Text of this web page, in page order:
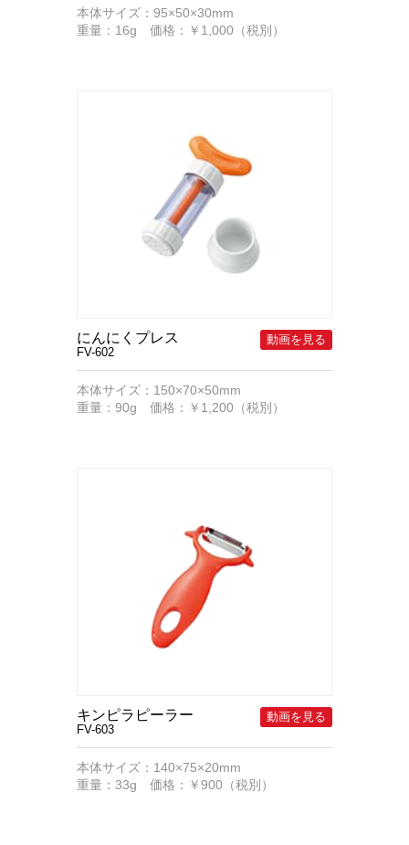
本体サイズ：95×50×30mm
重量：16g 価格：￥1,000（税別）
にんにくプレス
FV-602
本体サイズ：150×70×50mm
重量：90g 価格：￥1,200（税別）
キンピラピーラー
FV-603
本体サイズ：140×75×20mm
重量：33g 価格：￥900（税別）